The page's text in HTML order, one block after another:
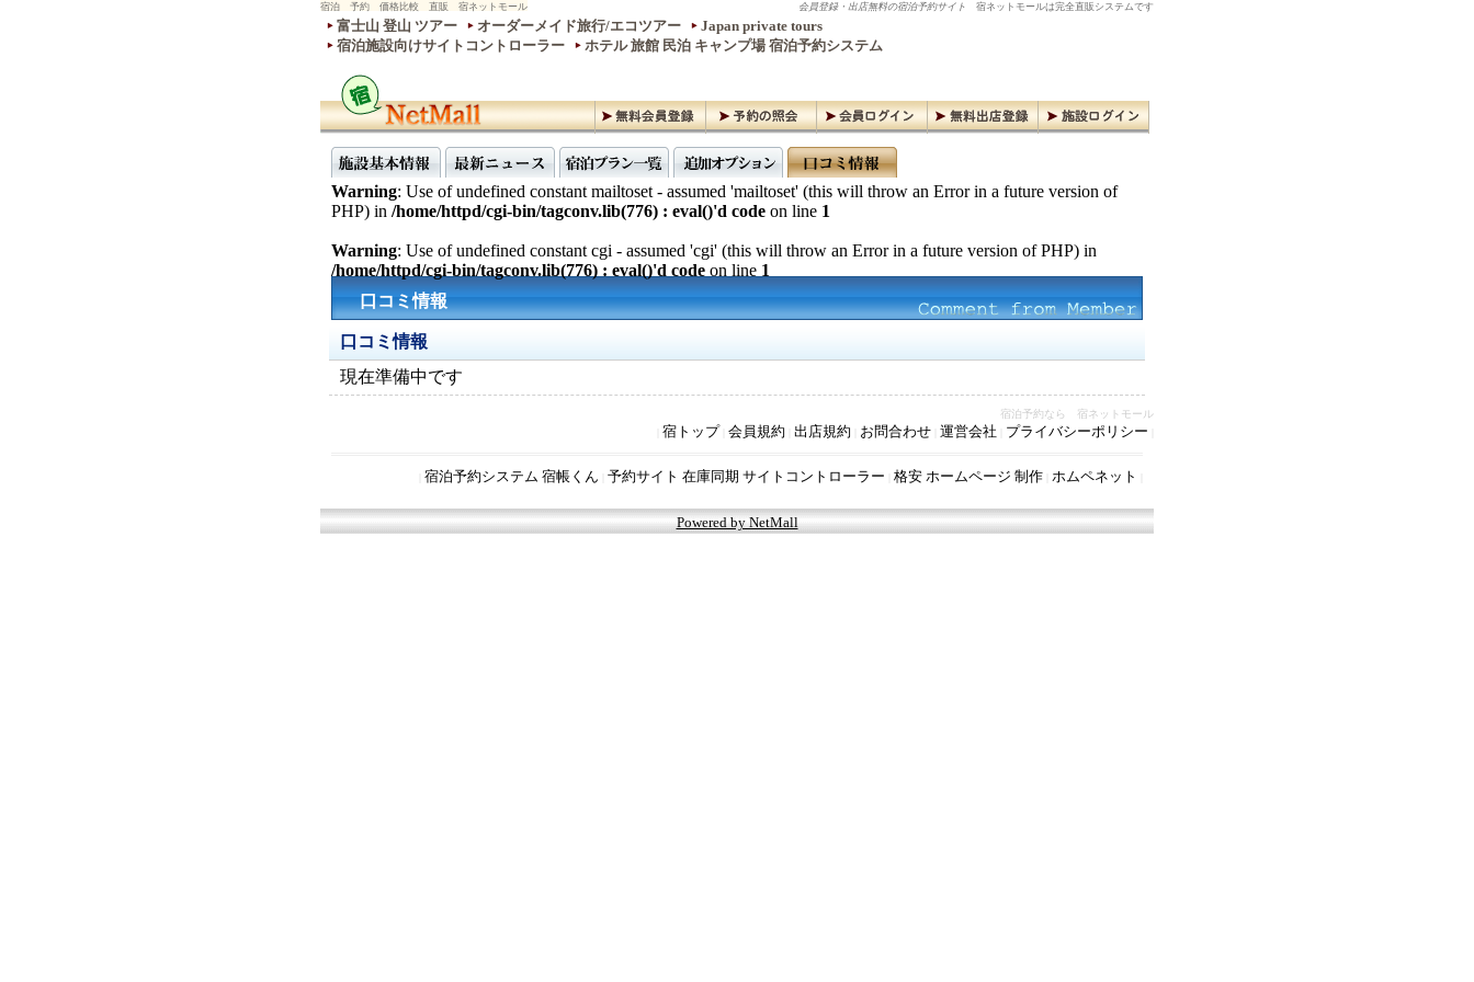
宿泊 予約 価格比較 直販 宿ネットモール 会員登録・出店無料の宿泊予約サイト 宿ネットモールは完全直販システムです
富士山 登山 ツアー オーダーメイド旅行/エコツアー
Japan private tours
宿泊施設向けサイトコントローラー
ホテル 旅館 民泊 キャンプ場 宿泊予約システム
Warning: Use of undefined constant mailtoset - assumed 'mailtoset' (this will throw an Error in a future version of
PHP) in /home/httpd/cgi-bin/tagconv.lib(776) : eval()'d code on line 1
Warning: Use of undefined constant cgi - assumed 'cgi' (this will throw an Error in a future version of PHP) in
/home/httpd/cgi-bin/tagconv.lib(776) : eval()'d code on line 1
口コミ情報
口コミ情報
現在準備中です
宿泊予約なら 宿ネットモール
宿トップ 会員規約 出店規約 お問合わせ 運営会社 プライバシーポリシー
宿泊予約システム 宿帳くん 予約サイト 在庫同期 サイトコントローラー 格安 ホームページ 制作 ホムペネット
Powered by NetMall